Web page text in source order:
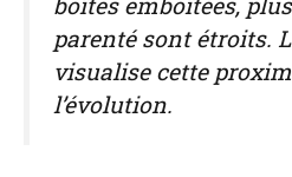
parenté sont étroits.
visualise cette
l’évolution.